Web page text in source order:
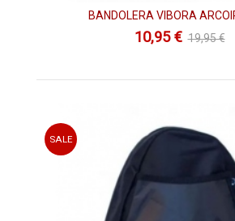
BANDOLERA VIBORA
10,95 € 19,95 €
SALE